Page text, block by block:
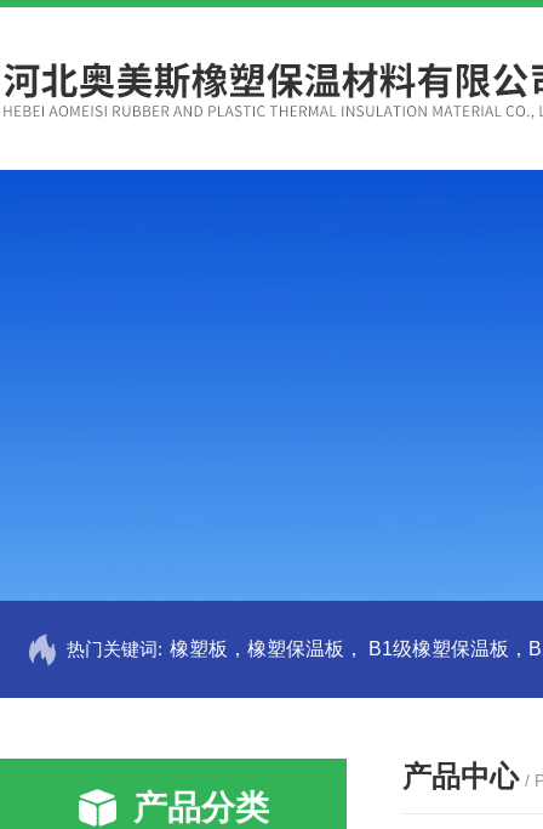
热门关键词:
产品分类
产品中心 /